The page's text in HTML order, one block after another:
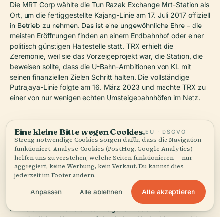
Die MRT Corp wählte die Tun Razak Exchange Mrt-Station als
Ort, um die fertiggestellte Kajang-Linie am 17. Juli 2017 offiziell
in Betrieb zu nehmen. Das ist eine ungewöhnliche Ehre – die
meisten Eröffnungen finden an einem Endbahnhof oder einer
politisch günstigen Haltestelle statt. TRX erhielt die
Zeremonie, weil sie das Vorzeigeprojekt war, die Station, die
beweisen sollte, dass die U-Bahn-Ambitionen von KL mit
seinen finanziellen Zielen Schritt halten. Die vollständige
Putrajaya-Linie folgte am 16. März 2023 und machte TRX zu
einer von nur wenigen echten Umsteigebahnhöfen im Netz.
DAS SAMSUNG-INTERMEZZO
Am 29. Februar 2024 erwarb Samsung die Namensrechte
und benannte die Station in „TRX Samsung Galaxy Station“
um – der erste Corporate-Naming-Deal für eine malaysische
U-Bahn-Haltestelle. Das Branding umfasste Beschilderungen,
Bahnsteigtüren und die Wände der Verteilerebene in
Samsungs charakteristischem Blau. Anfang 2026 waren die
offiziellen MRT-Pläne stillschweigend wieder zum
Eine kleine Bitte wegen Cookies.EU · DSGVO
Streng notwendige Cookies sorgen dafür, dass die Navigation
funktioniert. Analyse-Cookies (PostHog, Google Analytics)
helfen uns zu verstehen, welche Seiten funktionieren — nur
aggregiert, keine Werbung, kein Verkauf. Du kannst dies
jederzeit im Footer ändern.
Anpassen Alle ablehnen Alle akzeptieren